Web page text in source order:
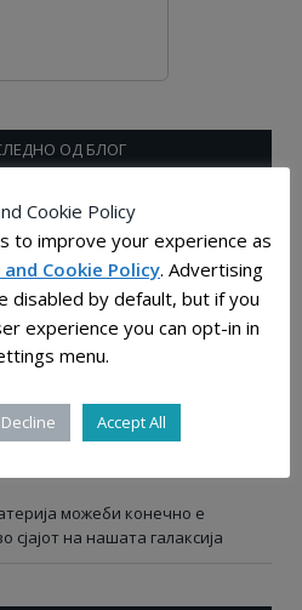
ОД БЛОГ
во универзумот: човечката
прастаро „гумасто“ јадро и
од Бену
можеби конечно е
сјајот на нашата галаксија
Cookie Policy
to improve your experience as
and Cookie Policy. Advertising
disabled by default, but if you
experience you can opt-in in
menu.
Decline Accept All